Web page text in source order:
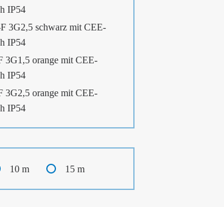
IP54
3G2,5 schwarz mit CEE-
IP54
orange mit CEE-
IP54
orange mit CEE-
IP54
10 m 15 m